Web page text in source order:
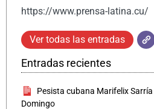
https://www.prensa-latina.cu/
Ver todas las entradas
Entradas recientes
Pesista cubana Marifelix
Domingo